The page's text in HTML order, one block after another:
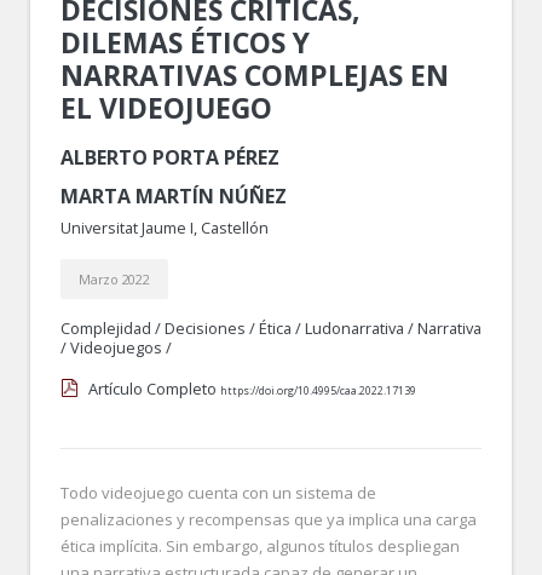
DECISIONES CRÍTICAS,
DILEMAS ÉTICOS Y
NARRATIVAS COMPLEJAS EN
EL VIDEOJUEGO
ALBERTO PORTA PÉREZ
MARTA MARTÍN NÚÑEZ
Universitat Jaume I, Castellón
Marzo 2022
Complejidad /Decisiones /Ética /Ludonarrativa /Narrativa
/Videojuegos /
Artículo Completo https://doi.org/10.4995/caa.2022.17139
Todo videojuego cuenta con un sistema de
penalizaciones y recompensas que ya implica una carga
ética implícita. Sin embargo, algunos títulos despliegan